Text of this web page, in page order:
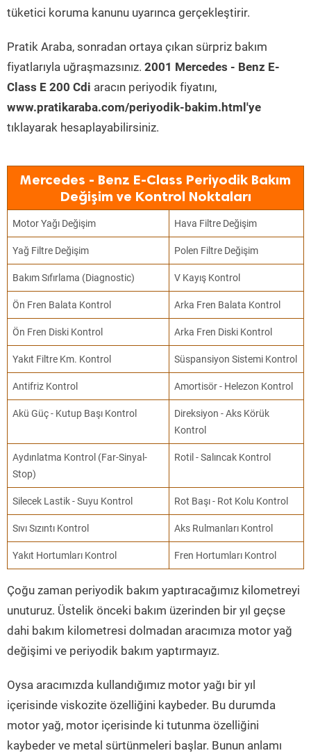
tüketici koruma kanunu uyarınca gerçekleştirir.
Pratik Araba, sonradan ortaya çıkan sürpriz bakım
fiyatlarıyla uğraşmazsınız. 2001 Mercedes - Benz E-
Class E 200 Cdi aracın periyodik fiyatını,
www.pratikaraba.com/periyodik-bakim.html'ye
tıklayarak hesaplayabilirsiniz.
Mercedes - Benz E-Class Periyodik Bakım
Değişim ve Kontrol Noktaları
Motor Yağı Değişim Hava Filtre Değişim
Yağ Filtre Değişim Polen Filtre Değişim
Bakım Sıfırlama (Diagnostic) V Kayış Kontrol
Ön Fren Balata Kontrol Arka Fren Balata Kontrol
Ön Fren Diski Kontrol Arka Fren Diski Kontrol
Yakıt Filtre Km. Kontrol Süspansiyon Sistemi Kontrol
Antifriz Kontrol Amortisör - Helezon Kontrol
Akü Güç - Kutup Başı Kontrol
Direksiyon - Aks Körük
Kontrol
Aydınlatma Kontrol (Far-Sinyal-
Stop)
Rotil - Salıncak Kontrol
Silecek Lastik - Suyu Kontrol Rot Başı - Rot Kolu Kontrol
Sıvı Sızıntı Kontrol Aks Rulmanları Kontrol
Yakıt Hortumları Kontrol Fren Hortumları Kontrol
Çoğu zaman periyodik bakım yaptıracağımız kilometreyi
unuturuz. Üstelik önceki bakım üzerinden bir yıl geçse
dahi bakım kilometresi dolmadan aracımıza motor yağ
değişimi ve periyodik bakım yaptırmayız.
Oysa aracımızda kullandığımız motor yağı bir yıl
içerisinde viskozite özelliğini kaybeder. Bu durumda
motor yağ, motor içerisinde ki tutunma özelliğini
kaybeder ve metal sürtünmeleri başlar. Bunun anlamı